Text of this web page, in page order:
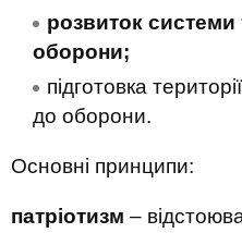
розвиток системи
оборони;
підготовка
до оборони.
Основні принципи:
патріотизм –